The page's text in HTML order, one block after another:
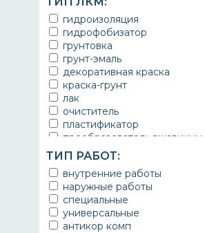
ТЕРМА
УРЕПЛЕН
гидроизоляция
гидрофобизатор
грунтовка
грунт-эмаль
декоративная краска
краска-грунт
лак
очиститель
пластификатор
преобразователь ржавчины
эмаль
Краска
Покрытие
грунт эмаль
защитное покрытие
ТИП РАБОТ:
внутренние работы
наружные работы
специальные
универсальные
антикор комп